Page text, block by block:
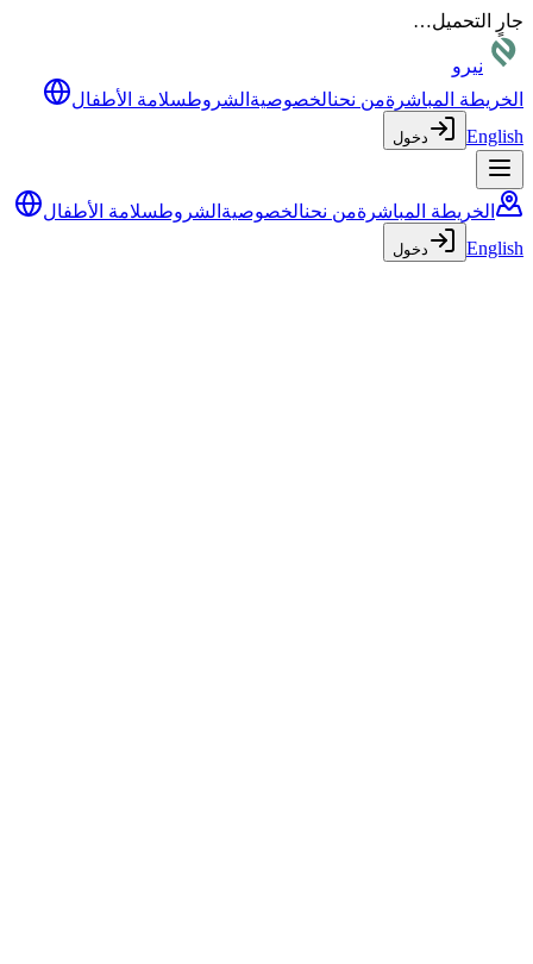
جارٍ التحميل…
نيرو
الخريطة المباشرةمن نحنالخصوصية الشروطسلامة الأطفال
English
دخول
الخريطة المباشرةمن نحنالخصوصية الشروطسلامة الأطفال
English
دخول